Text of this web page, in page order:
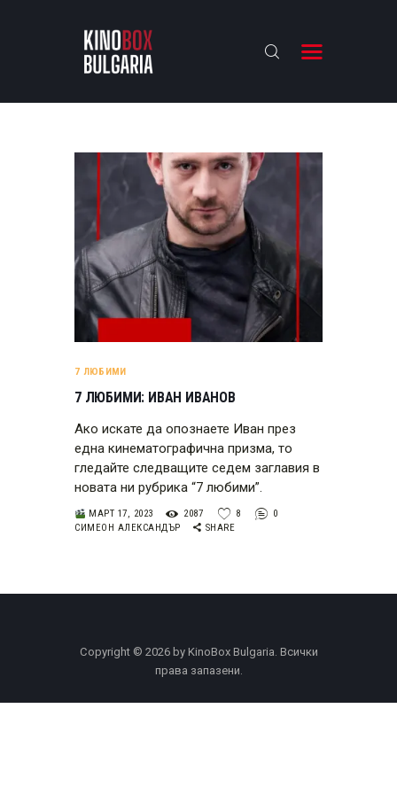
KINOBOX BULGARIA
АНАЛИЗИ
БАХТИ НАГРАДИТЕ
ИНТЕРВЮТА
ЗА НАС
7 ЛЮБИМИ
7 ЛЮБИМИ: ИВАН ИВАНОВ
Ако искате да опознаете Иван през
една кинематографична призма, то
гледайте следващите седем заглавия в
новата ни рубрика “7 любими”.
МАРТ 17, 2023 2087 8
0
СИМЕОН АЛЕКСАНДЪР
SHARE
Copyright © 2026 by KinoBox Bulgaria. Всички
права запазени.